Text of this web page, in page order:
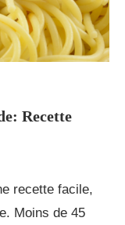
Recette
recette facile,
Moins de 45